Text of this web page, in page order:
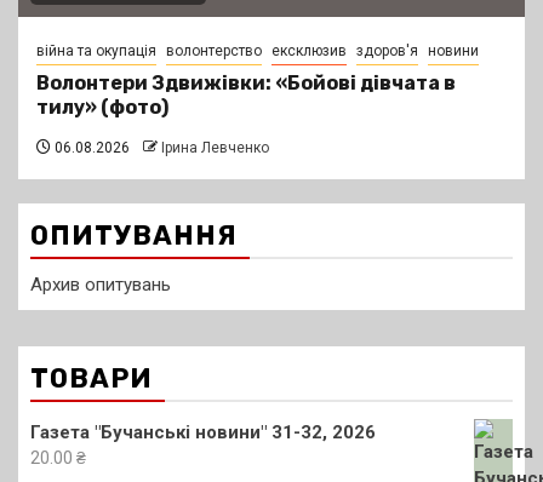
війна та окупація волонтерство ексклюзив здоров'я новини
Волонтери Здвижівки: «Бойові дівчата в
тилу» (фото)
06.08.2026 Ірина Левченко
ОПИТУВАННЯ
Архив опитувань
ТОВАРИ
Газета "Бучанські новини" 31-32, 2026
20.00 ₴